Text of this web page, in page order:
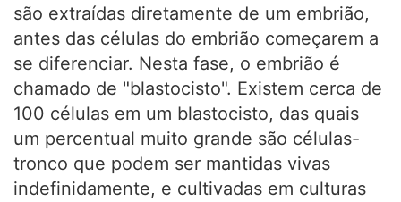
são extraídas diretamente de um embrião,
antes das células do embrião começarem a
se diferenciar. Nesta fase, o embrião é
chamado de "blastocisto". Existem cerca de
100 células em um blastocisto, das quais
um percentual muito grande são células-
tronco que podem ser mantidas vivas
indefinidamente, e cultivadas em culturas